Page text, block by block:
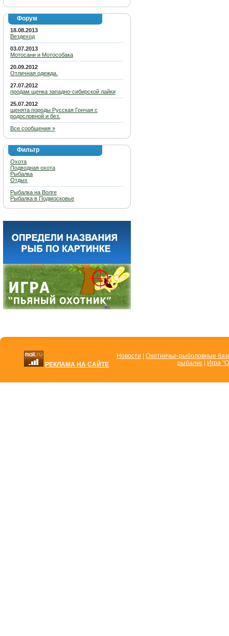
Форум
18.08.2013
Вездеход
03.07.2013
Мотосани и Мотособака
20.09.2012
Отличная одежда.
27.07.2012
продам щенка западно-сибирской лайки
25.07.2012
щенята породы Русская Гончая с
родословной и без.
Все сообщения »
Фильтр
Охота
Подводная охота
Рыбалка
Отдых
Рыбалка на Волге
Рыбалка в Подмосковье
РЕКЛАМА НА САЙТЕ
Новости
Охотничье-рыболовные
рыбалке
Игра